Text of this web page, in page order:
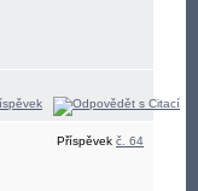
Příspěvek č. 64